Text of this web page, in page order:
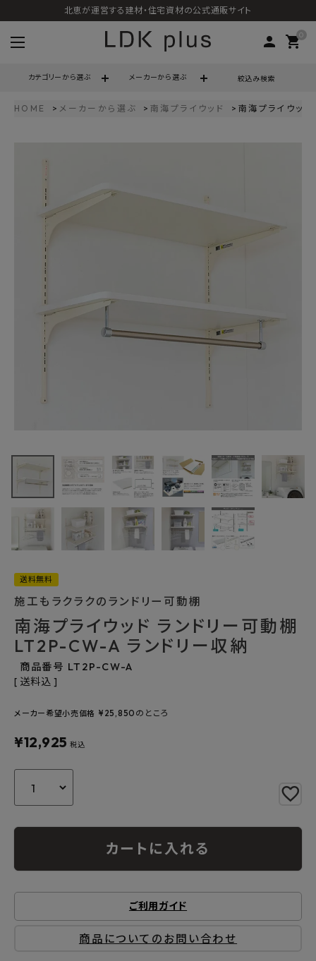
北恵が運営する建材・住宅資材の公式通販サイト
person 0
shopping_cart
カテゴリーから選ぶ メーカーから選ぶ 絞込み検索
06-6121-9302
営業時間 - 10:00～17:00（定休日 - 土日祝）
ACCOUNT MENU
ようこそ ゲスト 様
ログイン
最近チェックした商品
ンドリー収納
FAX注文はこちらから
カテゴリーから選ぶ
ご利用ガイド
よくあるご質問
お問い合わせ
メルマガ登録
特定商取引法について
プライバシーポリシー
HOME メーカーから選ぶ 南海プライウッド 南海プライウッ
送料無料
施工もラクラクのランドリー可動棚
南海プライウッド ランドリー可動棚
LT2P-CW-A ランドリー収納
商品番号 LT2P-CW-A
送料込
メーカー希望小売価格 ¥ 25,850 のところ
¥12,925 税込
カートに入れる
ご利用ガイド
商品についてのお問い合わせ